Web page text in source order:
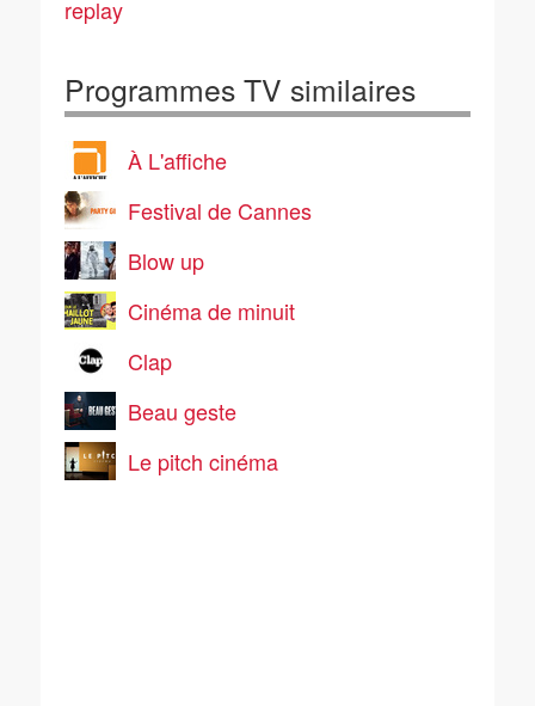
replay
Programmes TV similaires
À L'affiche
Festival de Cannes
Blow up
Cinéma de minuit
Clap
Beau geste
Le pitch cinéma